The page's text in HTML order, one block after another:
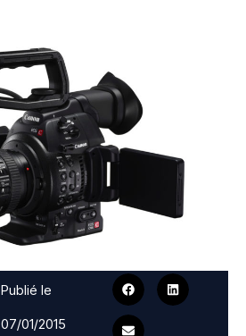
Publié le
07/01/2015